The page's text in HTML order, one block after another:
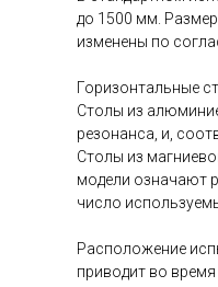
до 1500 мм.
изменены по
Горизонтальные
Столы из
резонанса, и,
Столы из
модели означают
число
Расположение
приводит во